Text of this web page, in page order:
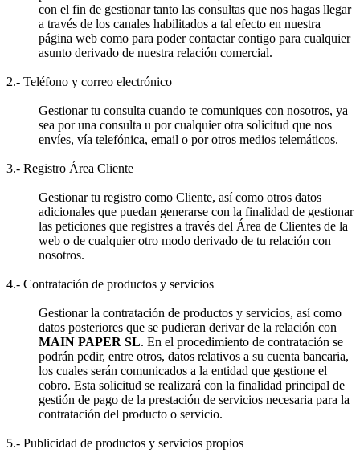
con el fin de gestionar tanto las consultas que nos hagas llegar
a través de los canales habilitados a tal efecto en nuestra
página web como para poder contactar contigo para cualquier
asunto derivado de nuestra relación comercial.
2.- Teléfono y correo electrónico
Gestionar tu consulta cuando te comuniques con nosotros, ya
sea por una consulta u por cualquier otra solicitud que nos
envíes, vía telefónica, email o por otros medios telemáticos.
3.- Registro Área Cliente
Gestionar tu registro como Cliente, así como otros datos
adicionales que puedan generarse con la finalidad de gestionar
las peticiones que registres a través del Área de Clientes de la
web o de cualquier otro modo derivado de tu relación con
nosotros.
4.- Contratación de productos y servicios
Gestionar la contratación de productos y servicios, así como
datos posteriores que se pudieran derivar de la relación con
MAIN PAPER SL. En el procedimiento de contratación se
podrán pedir, entre otros, datos relativos a su cuenta bancaria,
los cuales serán comunicados a la entidad que gestione el
cobro. Esta solicitud se realizará con la finalidad principal de
gestión de pago de la prestación de servicios necesaria para la
contratación del producto o servicio.
5.- Publicidad de productos y servicios propios